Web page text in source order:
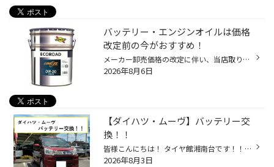
バッテリー・エンジンオイルは価格
改定前の今がおすすめ！
メーカー卸売価格の改定に伴い、当店取り扱いの一部のバッテリー・エンジンオイルの価格改定を 9/1より随時実施させていただきます。 現状の価格改定前の価格での対応については、各製品の値上がり前日までの作業実施が対象となっております。 夏休みでお出かけ予定の方や車検に向けて、そろそろ交...
2026年8月6日
【ダイハツ・ムーヴ】バッテリー交
換！！
皆様こんにちは！ タイヤ館湘南台です！！ 本日のご紹介作業 【ダイハツ・ムーヴ】の バッテリー交換作業をご紹介いたします！ 今まで装着中でしたバッテリーが 使用開始から4年ほど経過しておりました。 ３年以上使用したバッテリーは、 夏の高温等で「バッテリー上がり」のリスクが高まりますので...
2026年8月3日